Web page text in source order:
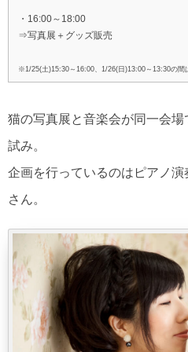
​・16:00～18:00
⇒写真展＋グッズ販売
※1/25(土)15:30～16:00、1/26(日)13:00～13:30の間
猫の写真展と音楽会が同一会
試み。
企画を行っているのはピアノ
さん。